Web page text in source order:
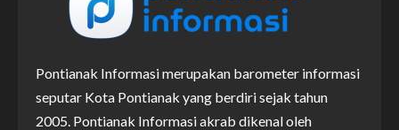
Pontianak Informasi merupakan barometer informasi
seputar Kota Pontianak yang berdiri sejak tahun
2005. Pontianak Informasi akrab dikenal oleh